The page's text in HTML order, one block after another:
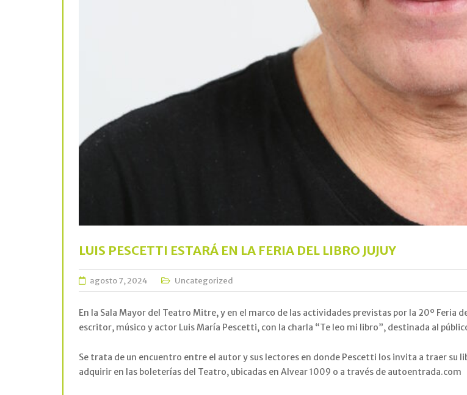
LUIS PESCETTI ESTARÁ EN LA FERIA DEL LIBRO JUJUY
agosto 7, 2024 Uncategorized
En la Sala Mayor del Teatro Mitre, y en el marco de las actividades previstas por la 20º Feria
escritor, músico y actor Luis María Pescetti, con la charla “Te leo mi libro”, destinada al
Se trata de un encuentro entre el autor y sus lectores en donde Pescetti los invita a traer su
adquirir en las boleterías del Teatro, ubicadas en Alvear 1009 o a través de autoentrada.com